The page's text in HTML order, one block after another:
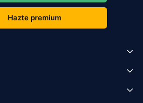
Hazte premium